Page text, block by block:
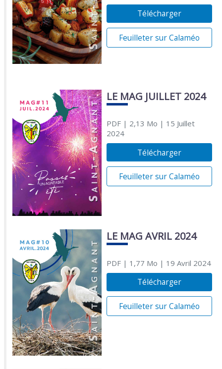
Télécharger
Feuilleter sur Calaméo
LE MAG JUILLET 2024
PDF| 2,13 Mo | 15 Juillet
2024
Télécharger
Feuilleter sur Calaméo
LE MAG AVRIL 2024
PDF| 1,77 Mo | 19 Avril 2024
Télécharger
Feuilleter sur Calaméo